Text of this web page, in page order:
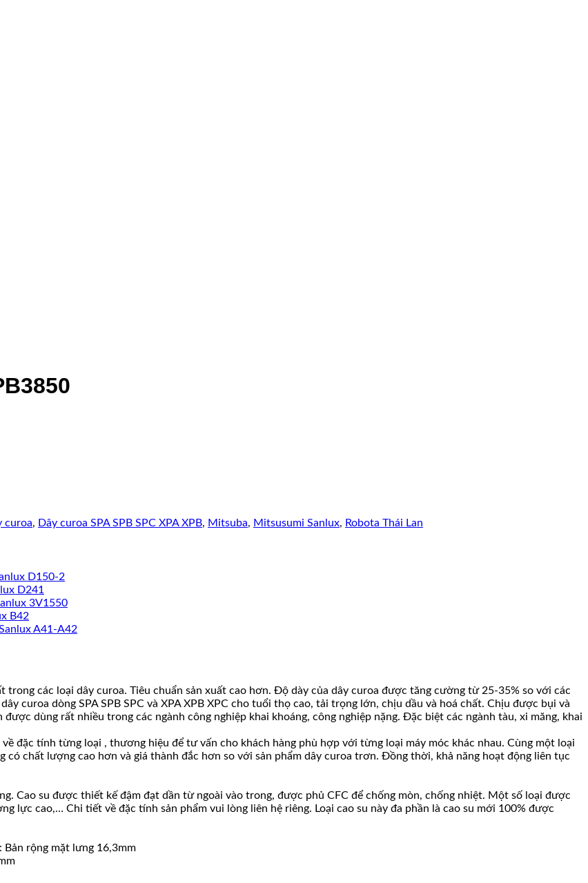
curoa, Dây curoa SPA SPB SPC XPA XPB, Mitsuba, Mitsusumi Sanlux, Robota Thái Lan
D150-2
D241
3V1550
B42
A41-A42
trong các loại dây curoa. Tiêu chuẩn sản xuất cao hơn. Độ dày của dây curoa được tăng cường từ 25-35% so với các
curoa dòng SPA SPB SPC và XPA XPB XPC cho tuổi thọ cao, tải trọng lớn, chịu dầu và hoá chất. Chịu được bụi và
dùng rất nhiều trong các ngành công nghiệp khai khoáng, công nghiệp nặng. Đặc biệt các ngành tàu, xi măng, khai
đặc tính từng loại , thương hiệu để tư vấn cho khách hàng phù hợp với từng loại máy móc khác nhau. Cùng một loại
có chất lượng cao hơn và giá thành đắc hơn so với sản phẩm dây curoa trơn. Đồng thời, khả năng hoạt động liên tục
Cao su được thiết kế đậm đạt dần từ ngoài vào trong, được phủ CFC để chống mòn, chống nhiệt. Một số loại được
lực cao,… Chi tiết về đặc tính sản phẩm vui lòng liên hệ riêng. Loại cao su này đa phần là cao su mới 100% được
Bản rộng mặt lưng 16,3mm